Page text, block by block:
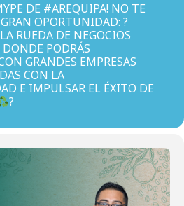
DE #AREQUIPA! NO TE
OPORTUNIDAD: ?
RUEDA DE NEGOCIOS
PODRÁS
GRANDES EMPRESAS
CON LA
E IMPULSAR EL ÉXITO DE
?